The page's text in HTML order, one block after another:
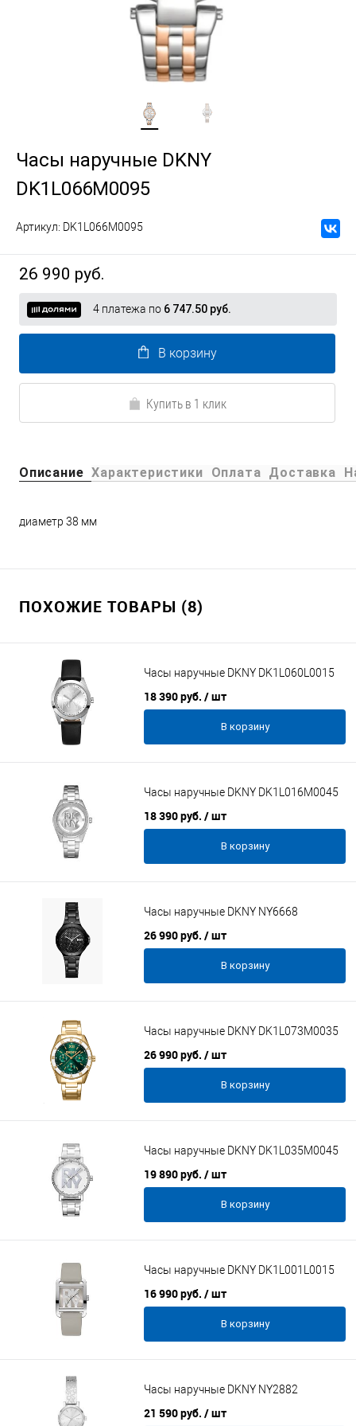
Часы наручные DKNY
DK1L066M0095
Артикул: DK1L066M0095
26 990 руб.
4 платежа по 6 747.50 руб.
В корзину
Купить в 1 клик
Описание Характеристики Оплата Доставка
диаметр 38 мм
ПОХОЖИЕ ТОВАРЫ (8)
Часы наручные DKNY DK1L060L0015
18 390 руб. / шт
В корзину
Часы наручные DKNY DK1L016M0045
18 390 руб. / шт
В корзину
Часы наручные DKNY NY6668
26 990 руб. / шт
В корзину
Часы наручные DKNY DK1L073M0035
26 990 руб. / шт
В корзину
Часы наручные DKNY DK1L035M0045
19 890 руб. / шт
В корзину
Часы наручные DKNY DK1L001L0015
16 990 руб. / шт
В корзину
Часы наручные DKNY NY2882
21 590 руб. / шт